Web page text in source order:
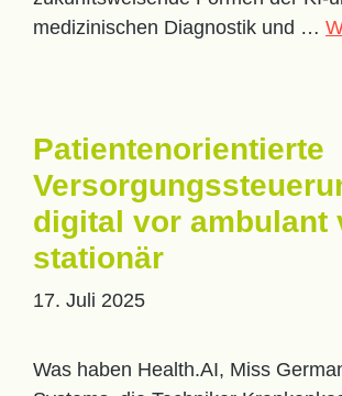
medizinischen Diagnostik und …
Patientenorientierte
digital vor ambulant
stationär
17. Juli 2025
Was haben Health.AI, Miss